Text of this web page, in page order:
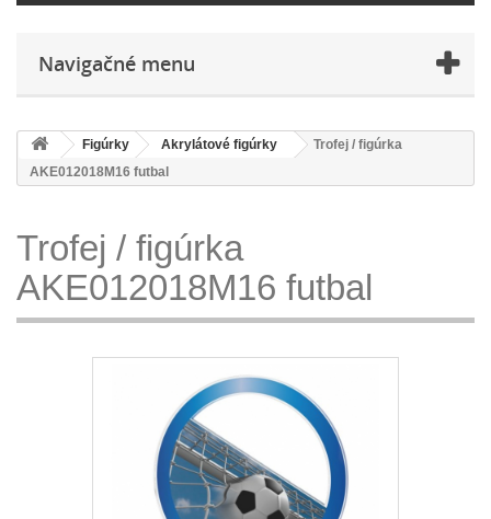
Navigačné menu
Figúrky Akrylátové figúrky
Trofej / figúrka
AKE012018M16 futbal
Trofej / figúrka
AKE012018M16 futbal